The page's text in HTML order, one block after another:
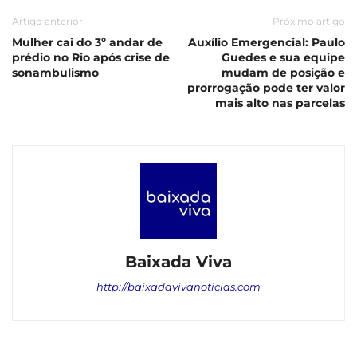
Artigo anterior
Mulher cai do 3º andar de
prédio no Rio após crise de
sonambulismo
Próximo artigo
Auxílio Emergencial: Paulo
Guedes e sua equipe
mudam de posição e
prorrogação pode ter valor
mais alto nas parcelas
Baixada Viva
http://baixadavivanoticias.com